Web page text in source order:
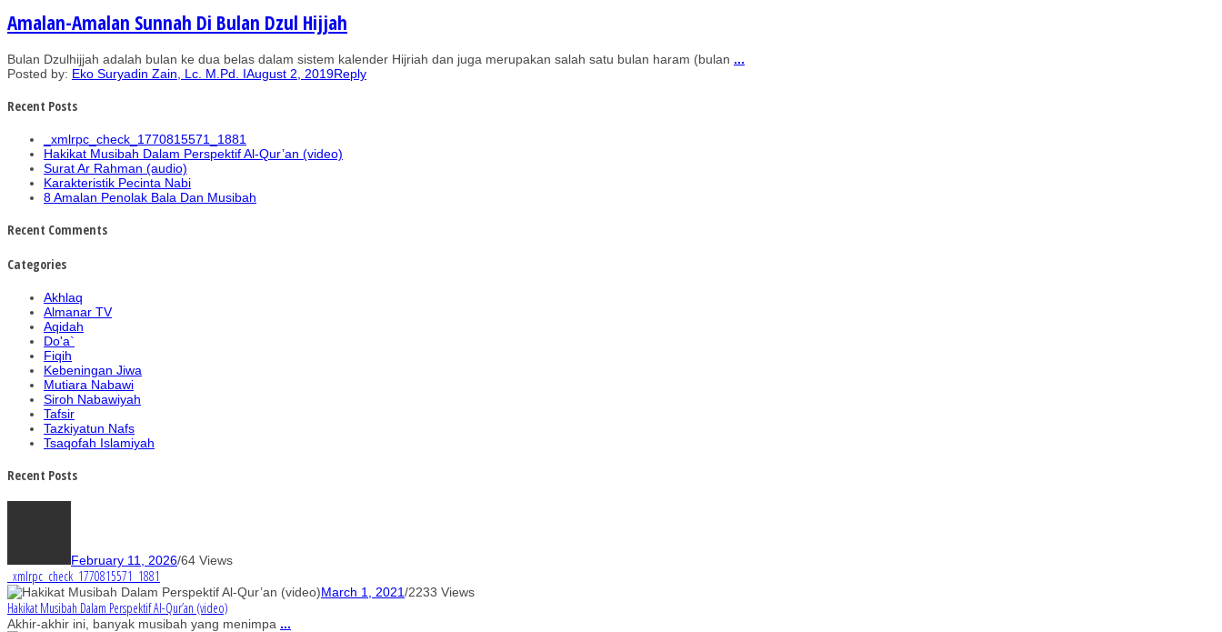
Amalan-Amalan Sunnah Di Bulan Dzul Hijjah
Bulan Dzulhijjah adalah bulan ke dua belas dalam sistem kalender Hijriah dan juga merupakan salah satu bulan haram (bulan ...
Posted by: Eko Suryadin Zain, Lc. M.Pd. IAugust 2, 2019Reply
Recent Posts
_xmlrpc_check_1770815571_1881
Hakikat Musibah Dalam Perspektif Al-Qur’an (video)
Surat Ar Rahman (audio)
Karakteristik Pecinta Nabi
8 Amalan Penolak Bala Dan Musibah
Recent Comments
Categories
Akhlaq
Almanar TV
Aqidah
Do'a`
Fiqih
Kebeningan Jiwa
Mutiara Nabawi
Siroh Nabawiyah
Tafsir
Tazkiyatun Nafs
Tsaqofah Islamiyah
Recent Posts
February 11, 2026/64 Views
_xmlrpc_check_1770815571_1881
March 1, 2021/2233 Views
Hakikat Musibah Dalam Perspektif Al-Qur’an (video)
Akhir-akhir ini, banyak musibah yang menimpa ...